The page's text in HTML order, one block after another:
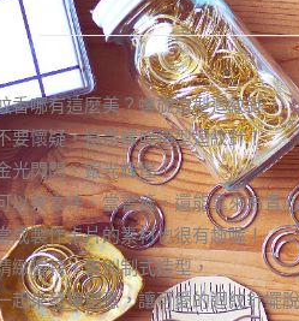
香哪有這麼美？螺旋造型迴紋針
要懷疑，這是螺旋造型迴紋針！
光閃閃、銀光輝煌！
以夾文件、當書籤，還能拿來布置
成製作卡片的素材也很有趣喔！
緻獨特，告別制式造型，
起來發揮創意，讓可愛的迴紋針擺